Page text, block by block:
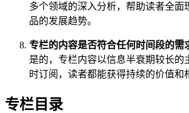
多个领域的深入分析，帮助读者全面
品的发展趋势。
专栏的内容是否符合任何时间段的需
是的，专栏内容以信息半衰期较长的
时订阅，读者都能获得持续的价值和
专栏目录